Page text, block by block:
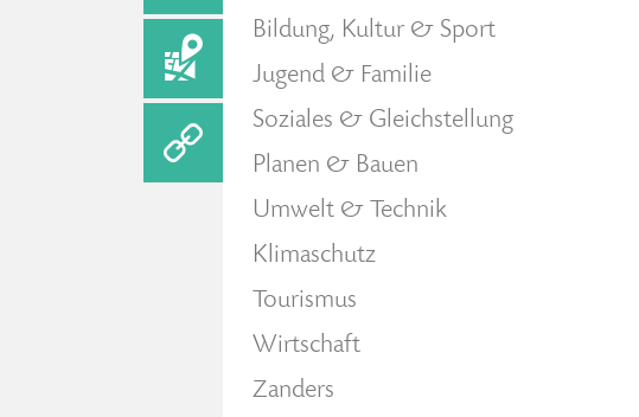
Bildung, Kultur & Sport
Jugend & Familie
Soziales & Gleichstellung
Planen & Bauen
Umwelt & Technik
Klimaschutz
Tourismus
Wirtschaft
Zanders